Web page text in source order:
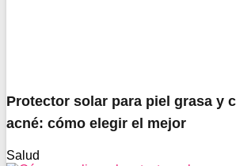
Protector solar para piel grasa y
acné: cómo elegir el mejor
Salud